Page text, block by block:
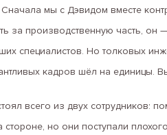
мы с Дэвидом вместе
за производственную часть,
специалистов. Но толковых
кадров шёл на единицы.
всего из двух сотрудников:
но они поступали